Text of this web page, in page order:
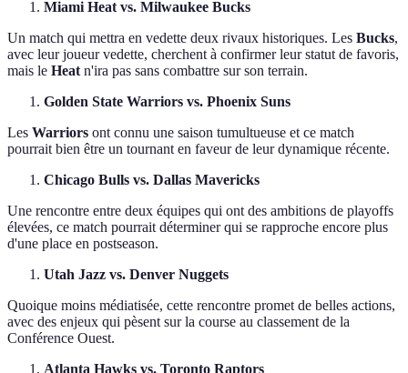
Miami Heat vs. Milwaukee Bucks
Un match qui mettra en vedette deux rivaux historiques. Les Bucks,
avec leur joueur vedette, cherchent à confirmer leur statut de favoris,
mais le Heat n'ira pas sans combattre sur son terrain.
Golden State Warriors vs. Phoenix Suns
Les Warriors ont connu une saison tumultueuse et ce match
pourrait bien être un tournant en faveur de leur dynamique récente.
Chicago Bulls vs. Dallas Mavericks
Une rencontre entre deux équipes qui ont des ambitions de playoffs
élevées, ce match pourrait déterminer qui se rapproche encore plus
d'une place en postseason.
Utah Jazz vs. Denver Nuggets
Quoique moins médiatisée, cette rencontre promet de belles actions,
avec des enjeux qui pèsent sur la course au classement de la
Conférence Ouest.
Atlanta Hawks vs. Toronto Raptors